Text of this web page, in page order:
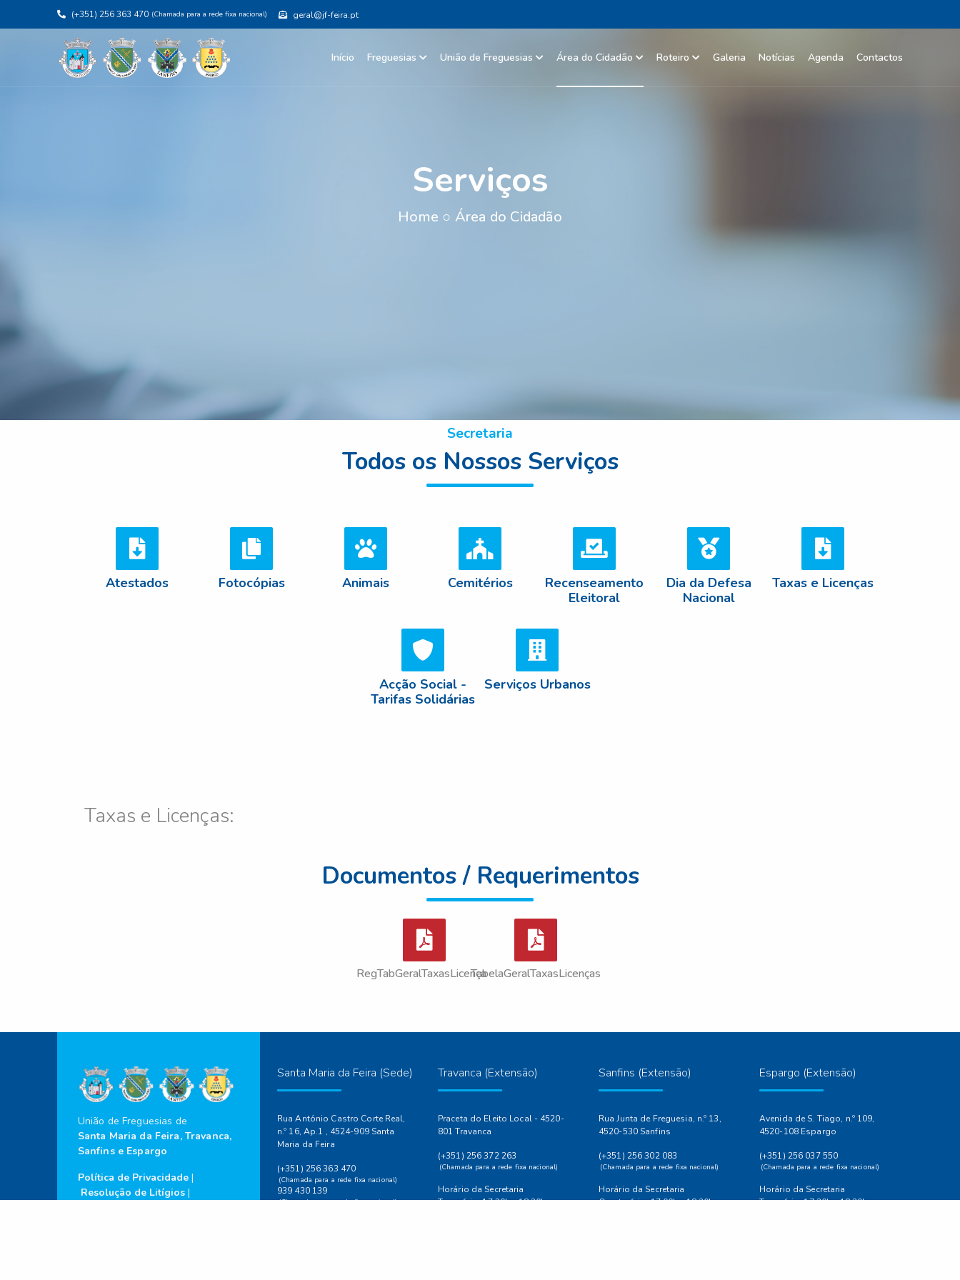
(+351) 256 363 470 (Chamada para a rede fixa nacional) geral@jf-feira.pt
Início Freguesias União de Freguesias Área do Cidadão Roteiro Galeria Notícias Agenda Contactos
Serviços
Home ○ Área do Cidadão
Secretaria
Todos os Nossos Serviços
Atestados Fotocópias Animais Cemitérios
Recenseamento
Eleitoral
Dia da Defesa
Nacional
Taxas e Licenças
Acção Social -
Tarifas Solidárias
Serviços Urbanos
Taxas e Licenças:
Documentos / Requerimentos
RegTabGeralTaxasLicençasTabelaGeralTaxasLicenças
União de Freguesias de
Santa Maria da Feira, Travanca,
Sanfins e Espargo
Política de Privacidade |
Resolução de Litígios |
Santa Maria da Feira (Sede)
Rua António Castro Corte Real,
n.º 16, Ap.1 , 4524-909 Santa
Maria da Feira
(+351) 256 363 470
(Chamada para a rede fixa nacional)
939 430 139
(Chamada para a rede fixa nacional)
Travanca (Extensão)
Praceta do Eleito Local - 4520-
801 Travanca
(+351) 256 372 263
(Chamada para a rede fixa nacional)
Horário da Secretaria
Terça-feira 17:30h - 18:30h
Sanfins (Extensão)
Rua Junta de Freguesia, n.º 13,
4520-530 Sanfins
(+351) 256 302 083
(Chamada para a rede fixa nacional)
Horário da Secretaria
Quarta-feira 17:00h - 18:30h
Espargo (Extensão)
Avenida de S. Tiago, n.º 109,
4520-108 Espargo
(+351) 256 037 550
(Chamada para a rede fixa nacional)
Horário da Secretaria
Terça-feira 17:30h - 18:30h